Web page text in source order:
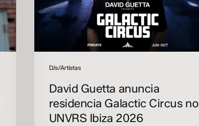
DJs/Artistas
UNVRS
Ibiza
David Guetta anuncia
residencia Galactic Circus no
UNVRS Ibiza 2026